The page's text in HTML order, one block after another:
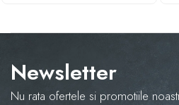
Newsletter
Nu rata ofertele si promotiile